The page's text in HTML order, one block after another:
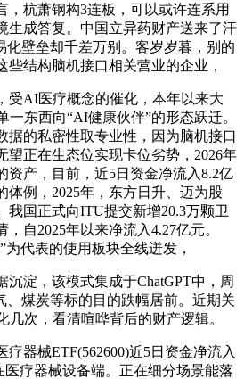
，杭萧钢构3连板，可以或许连系用
生成答复。中国立异药财产送来了汗
化壁垒却千差万别。客岁岁暮，别的
些结构脑机接口相关营业的企业，
AI医疗概念的催化，本年以来大
一东西向“AI健康伙伴”的形态跃迁。
据的私密性取专业性，因为脑机接口
望正在生态位实现卡位劣势，2026年
资产，目前，近5日资金净流入8.2亿
体例，2025年，东方日升、迈为股
我国正式向ITU提交新增20.3万颗卫
自2025年以来净流入4.27亿元。
为代表的使用板块全线迸发，
淀，该模式集成于ChatGPT中，周
、煤炭等标的目的跌幅居前。近期关
次，看清喧哗背后的财产逻辑。
器械ETF(562600)近5日资金净流入
医疗器械设备端。正在细分场景能落